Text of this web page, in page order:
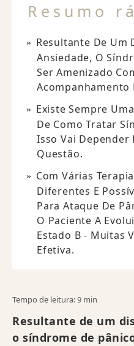
Resumo
Resultante De Um
Ansiedade, O
Ser Amenizado
Acompanhamento
Existe Sempre
De Como Tratar
Isso Vai Depender
Questão.
Com Várias
Diferentes E
Para Ataque De
O Paciente A
Estado B - Muitas
Efetiva.
Tempo de leitura: 9 min
Resultante de um
o síndrome de